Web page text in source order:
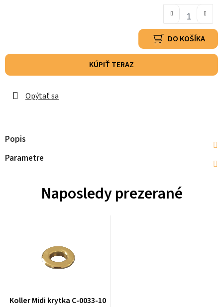
DO KOŠÍKA
KÚPIŤ TERAZ
Opýtať sa
Popis
Parametre
Naposledy prezerané
Koller Midi krytka C-0033-10